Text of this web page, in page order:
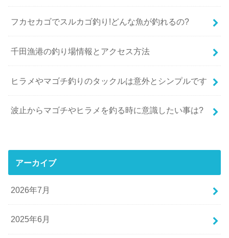
フカセカゴでスルカゴ釣り!どんな魚が釣れるの?
千田漁港の釣り場情報とアクセス方法
ヒラメやマゴチ釣りのタックルは意外とシンプルです
波止からマゴチやヒラメを釣る時に意識したい事は?
アーカイブ
2026年7月
2025年6月